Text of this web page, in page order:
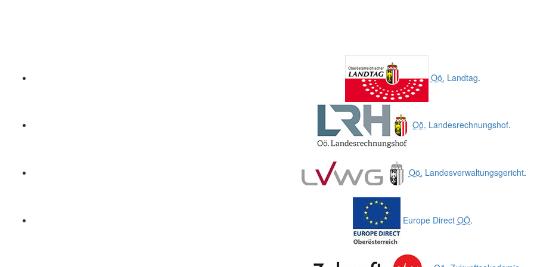
Oö. Landtag.
Oö. Landesrechnungshof.
Oö. Landesverwaltungsgericht.
Europe Direct OÖ.